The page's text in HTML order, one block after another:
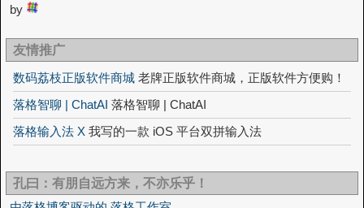
by
友情推广
数码荔枝正版软件商城 老牌正版软件商城，正版软件方便购！
落格智聊 | ChatAI 落格智聊 | ChatAI
落格输入法 X 我写的一款 iOS 平台双拼输入法
孔曰：有朋自远方来，不亦乐乎！